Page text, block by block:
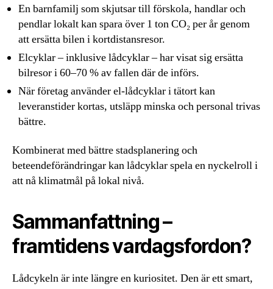
En barnfamilj som skjutsar till förskola, handlar och
pendlar lokalt kan spara över 1 ton CO₂ per år genom
att ersätta bilen i kortdistansresor.
Elcyklar – inklusive lådcyklar – har visat sig ersätta
bilresor i 60–70 % av fallen där de införs.
När företag använder el-lådcyklar i tätort kan
leveranstider kortas, utsläpp minska och personal trivas
bättre.
Kombinerat med bättre stadsplanering och
beteendeförändringar kan lådcyklar spela en nyckelroll i
att nå klimatmål på lokal nivå.
Sammanfattning –
framtidens vardagsfordon?
Lådcykeln är inte längre en kuriositet. Den är ett smart,